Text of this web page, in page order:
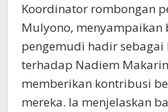
Koordinator rombongan
Mulyono, menyampaikan
pengemudi hadir sebagai
terhadap Nadiem
memberikan kontribusi
mereka. Ia menjelaskan